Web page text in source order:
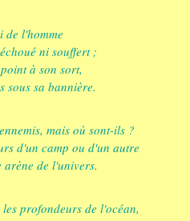
de l'homme
ni souffert ;
à son sort,
sous sa bannière.
mais où sont-ils ?
d'un camp ou d'un autre
de l'univers.
profondeurs de l'océan,